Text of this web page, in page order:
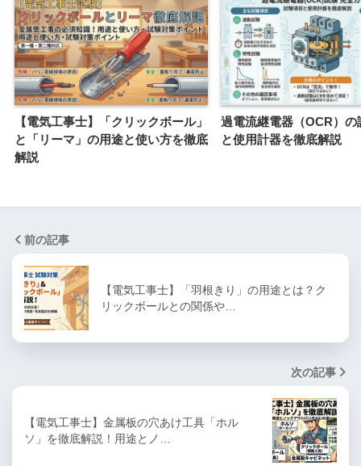
【電気工事士】「クリックボール」
と「リーマ」の用途と使い方を徹底
解説
過電流継電器（OCR）の
と使用計器を徹底解説
前の記事
【電気工事士】「羽根きり」の用途とは？ク
リックボールとの関係や…
次の記事
【電気工事士】金属板の穴あけ工具「ホル
ソ」を徹底解説！用途とノ…